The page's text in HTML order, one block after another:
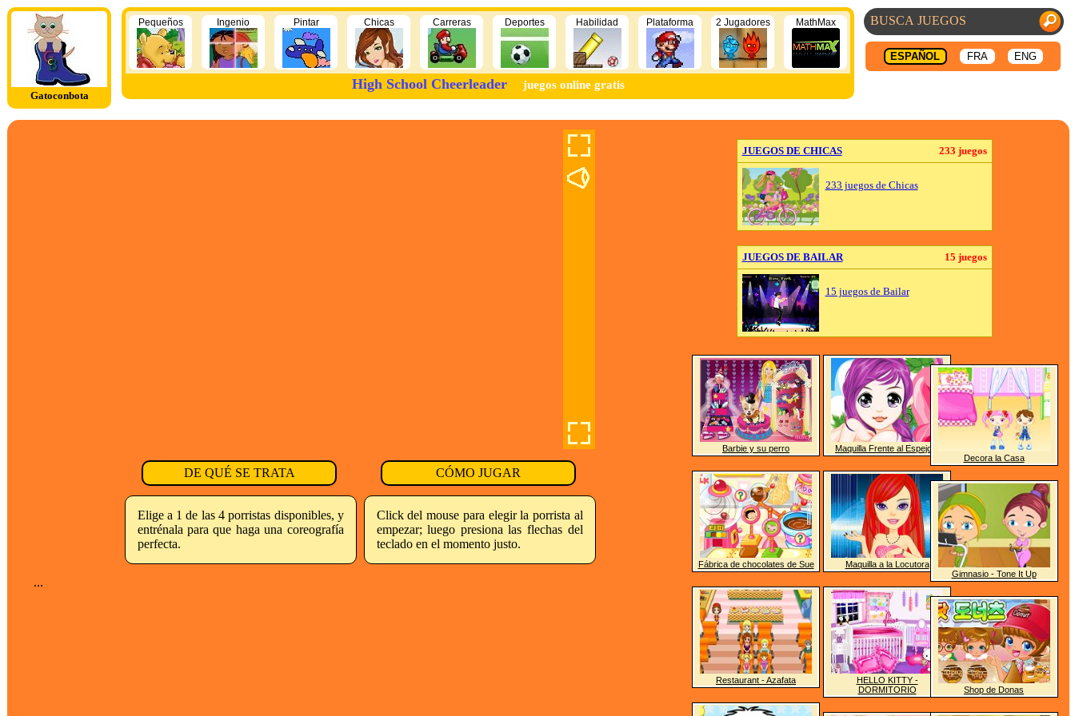
Gatoconbota
ESPAÑOL FRA ENG
Pequeños Ingenio Pintar Chicas Carreras Deportes Habilidad Plataforma 2 Jugadores MathMax
High School Cheerleader juegos online gratis
DE QUÉ SE TRATA CÓMO JUGAR
Elige a 1 de las 4 porristas disponibles, y
entrénala para que haga una coreografía
perfecta.
Click del mouse para elegir la porrista al
empezar; luego presiona las flechas del
teclado en el momento justo.
...
JUEGOS DE CHICAS 233 juegos
233 juegos de Chicas
JUEGOS DE BAILAR 15 juegos
15 juegos de Bailar
Barbie y su perro
Fábrica de chocolates de Sue
Restaurant - Azafata
Maquilla Frente al Espejo 7
Maquilla a la Locutora
HELLO KITTY -
DORMITORIO
Decora la Casa
Gimnasio - Tone It Up
Shop de Donas